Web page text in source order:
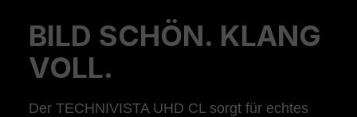
BILD SCHÖN. KLANG
VOLL.
Der TECHNIVISTA UHD CL sorgt für echtes
Previous